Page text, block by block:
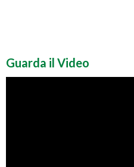
Guarda il Video